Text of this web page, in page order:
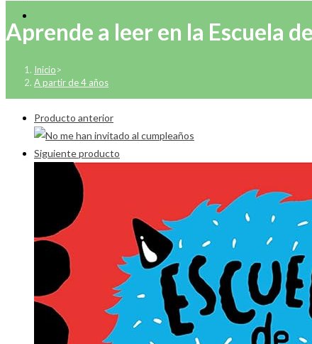
Aprende a leer en la Escuela
Inicio>
A partir de 4 años
Producto anterior
Siguiente producto